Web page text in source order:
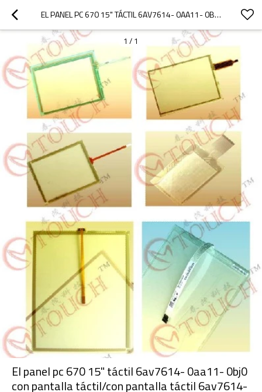
EL PANEL PC 670 15" TÁCTIL 6AV7614- 0AA11- 0BJ0 CON PANTALLA TÁCTIL/CON PANTALLA TÁCTIL 6AV7614- 0AA11- 0BJ0 PANEL PC 670 15" TÁCTIL
1 / 1
El panel pc 670 15" táctil 6av7614- 0aa11- 0bj0
con pantalla táctil/con pantalla táctil 6av7614-